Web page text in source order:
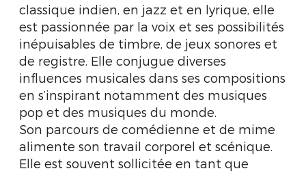
classique indien, en jazz et en lyrique, elle
est passionnée par la voix et ses possibilités
inépuisables de timbre, de jeux sonores et
de registre. Elle conjugue diverses
influences musicales dans ses compositions
en s’inspirant notamment des musiques
pop et des musiques du monde.
Son parcours de comédienne et de mime
alimente son travail corporel et scénique.
Elle est souvent sollicitée en tant que